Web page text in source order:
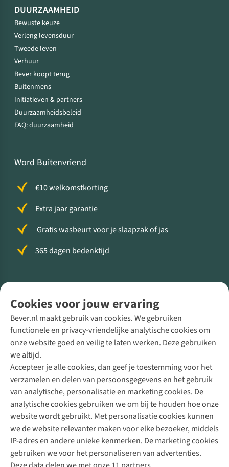
Cookies voor jouw ervaring
Bever.nl maakt gebruik van cookies. We gebruiken
functionele en privacy-vriendelijke analytische cookies om
onze website goed en veilig te laten werken. Deze gebruiken
we altijd.
Accepteer je alle cookies, dan geef je toestemming voor het
verzamelen en delen van persoonsgegevens en het gebruik
van analytische, personalisatie en marketing cookies. De
analytische cookies gebruiken we om bij te houden hoe onze
website wordt gebruikt. Met personalisatie cookies kunnen
we de website relevanter maken voor elke bezoeker, middels
IP-adres en andere unieke kenmerken. De marketing cookies
gebruiken we voor het personaliseren van advertenties.
DUURZAAMHEID
Bewuste keuze
Verleng levensduur
Tweede leven
Verhuur
Bever koopt terug
Buitenmens
Initiatieven & partners
Duurzaamheidsbeleid
FAQ: duurzaamheid
Word Buitenvriend
€10 welkomstkorting
Extra jaar garantie
Gratis wasbeurt voor je slaapzak of jas
365 dagen bedenktijd
Direct advies van een Buitenexpert
+31 (0)85 888 50 88
+31 6 12 28 49 80
Contactformulier